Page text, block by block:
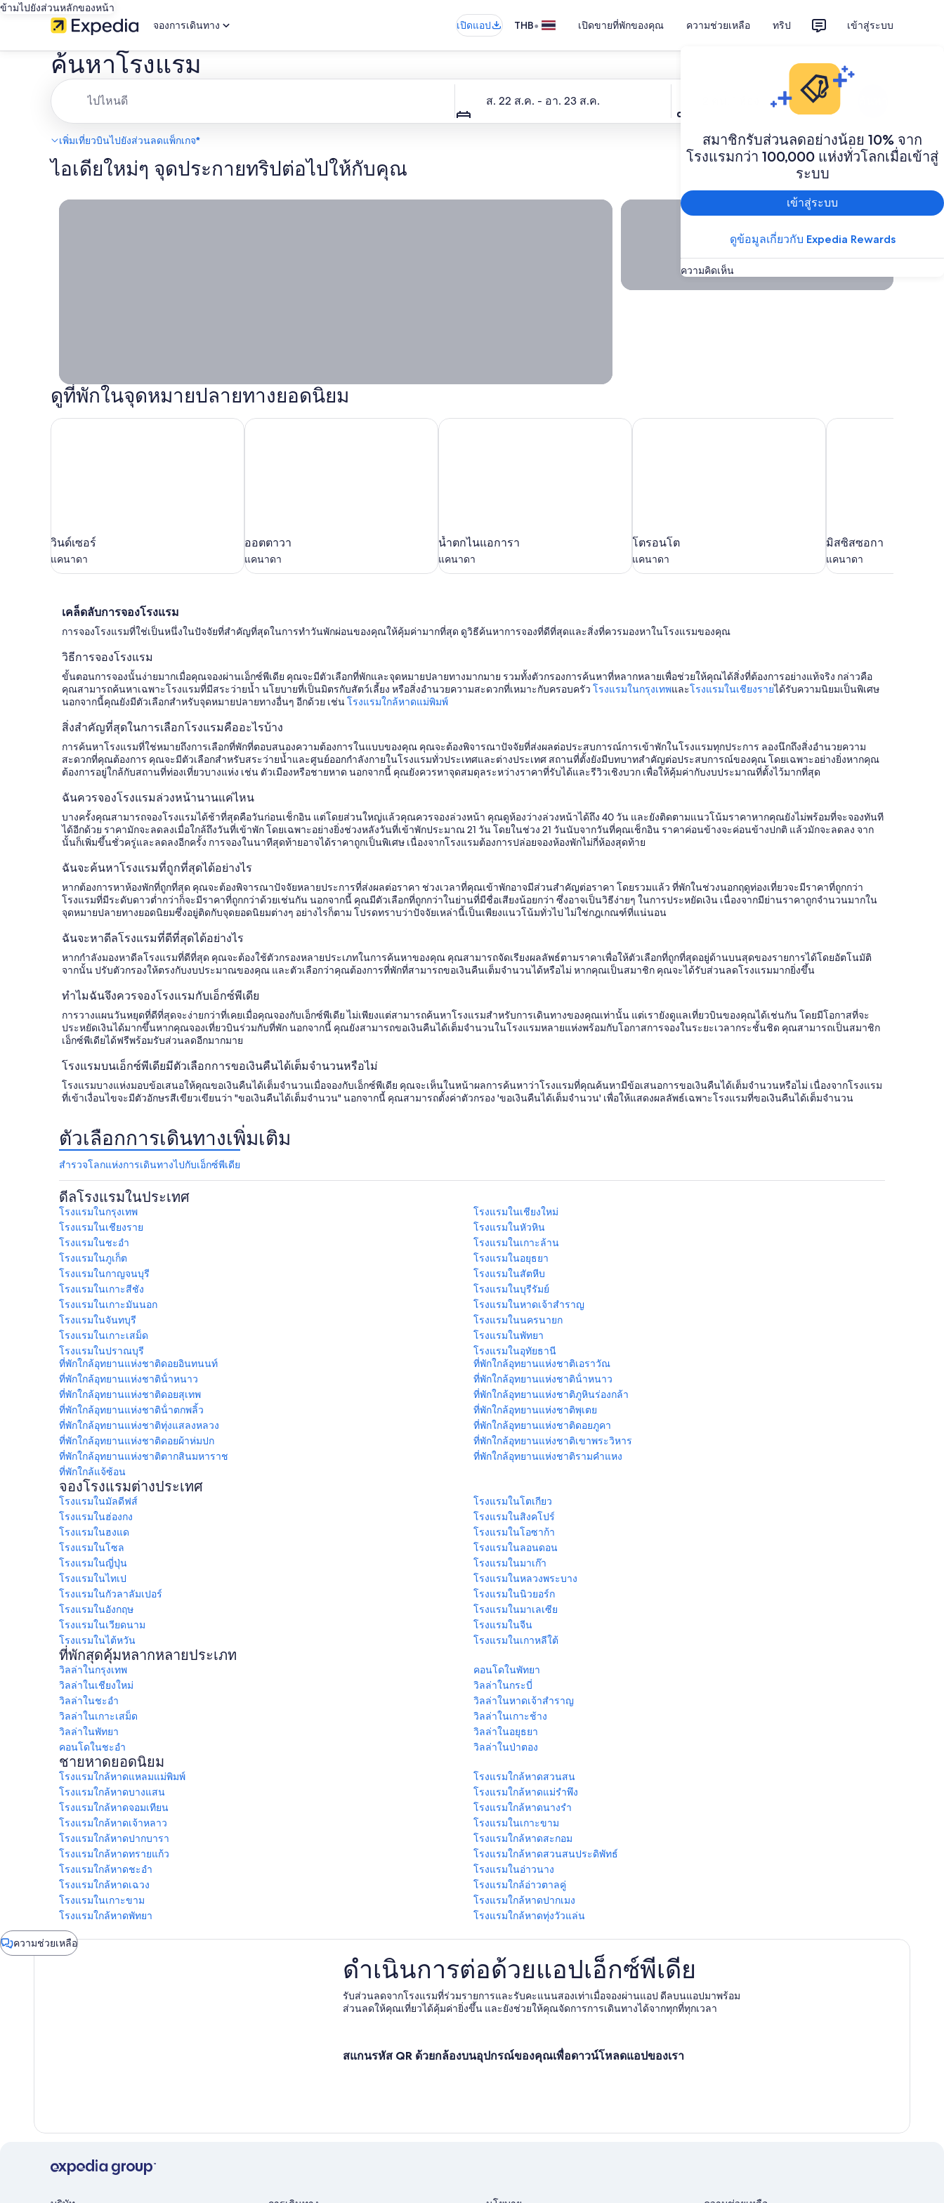
ข้ามไปยังส่วนหลักของหน้า
จองการเดินทาง
เปิดแอป THB• เปิดขายที่พักของคุณ ความช่วยเหลือ ทริป เข้าสู่ระบบ
สมาชิกรับส่วนลดอย่างน้อย 10% จาก
โรงแรมกว่า 100,000 แห่งทั่วโลกเมื่อเข้าสู่
ระบบ
เข้าสู่ระบบ
ดูข้อมูลเกี่ยวกับ Expedia Rewards
ความคิดเห็น
ค้นหาโรงแรม
ไปไหนดี
ส. 22 ส.ค. - อา. 23 ส.ค.
เพิ่มเที่ยวบินไปยังส่วนลดแพ็กเกจ*
ไอเดียใหม่ๆ จุดประกายทริปต่อไปให้กับคุณ
เรามีดีลนาทีสุดท้ายมากมายพร้อมให้คุณจอง, <span
ดูที่พักในจุดหมายปลายทางยอดนิยม
วิน
ด์
เซอร์
วินด์เซอร์
แคนาดา
วินด์เซอร์
ออตตาวา
แคนาดา
ออตตาวา
แคนาดา
ออตตาวา
น้ำตก
ไน
แอ
น้ำตกไนแอการา
แคนาดา
น้ำตกไนแอการา
โต
รอน
โต
โตรอนโต
แคนาดา
โตรอนโต
มิสซิส
ซอกา
แคนาดา
มิสซิสซอกา
แคนาดา
มิสซิสซอกา
เคล็ด
ลับ
การ
จอง
โรงแรม
เคล็ดลับการจองโรงแรม
การจองโรงแรมที่ใช่เป็นหนึ่งในปัจจัยที่สำคัญที่สุดในการทำวันพักผ่อนของคุณให้คุ้มค่ามากที่สุด ดูวิธีค้นหาการจองที่ดีที่สุดและสิ่งที่ควรมองหาในโรงแรมของคุณ
วิธีการจองโรงแรม
ขั้นตอนการจองนั้นง่ายมากเมื่อคุณจองผ่านเอ็กซ์พีเดีย คุณจะมีตัวเลือกที่พักและจุดหมายปลายทางมากมาย รวมทั้งตัวกรองการค้นหาที่หลากหลายเพื่อช่วยให้คุณได้สิ่งที่ต้องการอย่างแท้จริง กล่าวคือ
คุณสามารถค้นหาเฉพาะโรงแรมที่มีสระว่ายน้ำ นโยบายที่เป็นมิตรกับสัตว์เลี้ยง หรือสิ่งอำนวยความสะดวกที่เหมาะกับครอบครัว โรงแรมในกรุงเทพและโรงแรมในเชียงรายได้รับความนิยมเป็นพิเศษ
นอกจากนี้คุณยังมีตัวเลือกสำหรับจุดหมายปลายทางอื่นๆ อีกด้วย เช่นโรงแรมใกล้หาดแม่พิมพ์
สิ่งสำคัญที่สุดในการเลือกโรงแรมคืออะไรบ้าง
การค้นหาโรงแรมที่ใช่หมายถึงการเลือกที่พักที่ตอบสนองความต้องการในแบบของคุณ คุณจะต้องพิจารณาปัจจัยที่ส่งผลต่อประสบการณ์การเข้าพักในโรงแรมทุกประการ ลองนึกถึงสิ่งอำนวยความ
สะดวกที่คุณต้องการ คุณจะมีตัวเลือกสำหรับสระว่ายน้ำและศูนย์ออกกำลังกายในโรงแรมทั่วประเทศและต่างประเทศ สถานที่ตั้งยังมีบทบาทสำคัญต่อประสบการณ์ของคุณ โดยเฉพาะอย่างยิ่งหากคุณ
ต้องการอยู่ใกล้กับสถานที่ท่องเที่ยวบางแห่ง เช่น ตัวเมืองหรือชายหาด นอกจากนี้ คุณยังควรหาจุดสมดุลระหว่างราคาที่รับได้และรีวิวเชิงบวก เพื่อให้คุ้มค่ากับงบประมาณที่ตั้งไว้มากที่สุด
ฉันควรจองโรงแรมล่วงหน้านานแค่ไหน
บางครั้งคุณสามารถจองโรงแรมได้ช้าที่สุดคือวันก่อนเช็กอิน แต่โดยส่วนใหญ่แล้วคุณควรจองล่วงหน้า คุณดูห้องว่างล่วงหน้าได้ถึง 40 วัน และยังติดตามแนวโน้มราคาหากคุณยังไม่พร้อมที่จะจองทันที
ได้อีกด้วย ราคามักจะลดลงเมื่อใกล้ถึงวันที่เข้าพัก โดยเฉพาะอย่างยิ่งช่วงหลังวันที่เข้าพักประมาณ 21 วัน โดยในช่วง 21 วันนับจากวันที่คุณเช็กอิน ราคาค่อนข้างจะค่อนข้างปกติ แล้วมักจะลดลง จาก
นั้นก็เพิ่มขึ้นชั่วครู่และลดลงอีกครั้ง การจองในนาทีสุดท้ายอาจได้ราคาถูกเป็นพิเศษ เนื่องจากโรงแรมต้องการปล่อยจองห้องพักไม่กี่ห้องสุดท้าย
ฉันจะค้นหาโรงแรมที่ถูกที่สุดได้อย่างไร
หากต้องการหาห้องพักที่ถูกที่สุด คุณจะต้องพิจารณาปัจจัยหลายประการที่ส่งผลต่อราคา ช่วงเวลาที่คุณเข้าพักอาจมีส่วนสำคัญต่อราคา โดยรวมแล้ว ที่พักในช่วงนอกฤดูท่องเที่ยวจะมีราคาที่ถูกกว่า
โรงแรมที่มีระดับดาวต่ำกว่าก็จะมีราคาที่ถูกกว่าด้วยเช่นกัน นอกจากนี้ คุณมีตัวเลือกที่ถูกกว่าในย่านที่มีชื่อเสียงน้อยกว่า ซึ่งอาจเป็นวิธีง่ายๆ ในการประหยัดเงิน เนื่องจากมีย่านราคาถูกจำนวนมากใน
จุดหมายปลายทางยอดนิยมซึ่งอยู่ติดกับจุดยอดนิยมต่างๆ อย่างไรก็ตาม โปรดทราบว่าปัจจัยเหล่านี้เป็นเพียงแนวโน้มทั่วไป ไม่ใช่กฎเกณฑ์ที่แน่นอน
ฉันจะหาดีลโรงแรมที่ดีที่สุดได้อย่างไร
หากกำลังมองหาดีลโรงแรมที่ดีที่สุด คุณจะต้องใช้ตัวกรองหลายประเภทในการค้นหาของคุณ คุณสามารถจัดเรียงผลลัพธ์ตามราคาเพื่อให้ตัวเลือกที่ถูกที่สุดอยู่ด้านบนสุดของรายการได้โดยอัตโนมัติ
จากนั้น ปรับตัวกรองให้ตรงกับงบประมาณของคุณ และตัวเลือกว่าคุณต้องการที่พักที่สามารถขอเงินคืนเต็มจำนวนได้หรือไม่ หากคุณเป็นสมาชิก คุณจะได้รับส่วนลดโรงแรมมากยิ่งขึ้น
ทำไมฉันจึงควรจองโรงแรมกับเอ็กซ์พีเดีย
การวางแผนวันหยุดที่ดีที่สุดจะง่ายกว่าที่เคยเมื่อคุณจองกับเอ็กซ์พีเดีย ไม่เพียงแต่สามารถค้นหาโรงแรมสำหรับการเดินทางของคุณเท่านั้น แต่เรายังดูแลเที่ยวบินของคุณได้เช่นกัน โดยมีโอกาสที่จะ
ประหยัดเงินได้มากขึ้นหากคุณจองเที่ยวบินร่วมกับที่พัก นอกจากนี้ คุณยังสามารถขอเงินคืนได้เต็มจำนวนในโรงแรมหลายแห่งพร้อมกับโอกาสการจองในระยะเวลากระชั้นชิด คุณสามารถเป็นสมาชิก
เอ็กซ์พีเดียได้ฟรีพร้อมรับส่วนลดอีกมากมาย
โรงแรมบนเอ็กซ์พีเดียมีตัวเลือกการขอเงินคืนได้เต็มจำนวนหรือไม่
โรงแรมบางแห่งมอบข้อเสนอให้คุณขอเงินคืนได้เต็มจำนวนเมื่อจองกับเอ็กซ์พีเดีย คุณจะเห็นในหน้าผลการค้นหาว่าโรงแรมที่คุณค้นหามีข้อเสนอการขอเงินคืนได้เต็มจำนวนหรือไม่ เนื่องจากโรงแรม
ที่เข้าเงื่อนไขจะมีตัวอักษรสีเขียวเขียนว่า "ขอเงินคืนได้เต็มจำนวน" นอกจากนี้ คุณสามารถตั้งค่าตัวกรอง 'ขอเงินคืนได้เต็มจำนวน' เพื่อให้แสดงผลลัพธ์เฉพาะโรงแรมที่ขอเงินคืนได้เต็มจำนวน
ตัวเลือกการเดินทางเพิ่มเติม
สำรวจโลกแห่งการเดินทางไปกับเอ็กซ์พีเดีย
ดีลโรงแรมในประเทศ
โรงแรมในกรุงเทพ
โรงแรมในเชียงใหม่
โรงแรมในเชียงราย
โรงแรมในหัวหิน
โรงแรมในชะอํา
โรงแรมในเกาะล้าน
โรงแรมในภูเก็ต
โรงแรมในอยุธยา
โรงแรมในกาญจนบุรี
โรงแรมในสัตหีบ
โรงแรมในเกาะสีชัง
โรงแรมในบุรีรัมย์
โรงแรมในเกาะมันนอก
โรงแรมในหาดเจ้าสําราญ
โรงแรมในจันทบุรี
โรงแรมในนครนายก
โรงแรมในเกาะเสม็ด
โรงแรมในพัทยา
โรงแรมในปราณบุรี
โรงแรมในอุทัยธานี
ที่พักใกล้อุทยานแห่งชาติดอยอินทนนท์
ที่พักใกล้อุทยานแห่งชาติเอราวัณ
ที่พักใกล้อุทยานแห่งชาติน้ําหนาว
ที่พักใกล้อุทยานแห่งชาติน้ําหนาว
ที่พักใกล้อุทยานแห่งชาติดอยสุเทพ
ที่พักใกล้อุทยานแห่งชาติภูหินร่องกล้า
ที่พักใกล้อุทยานแห่งชาติน้ําตกพลิ้ว
ที่พักใกล้อุทยานแห่งชาติพุเตย
ที่พักใกล้อุทยานแห่งชาติทุ่งแสลงหลวง
ที่พักใกล้อุทยานแห่งชาติดอยภูคา
ที่พักใกล้อุทยานแห่งชาติดอยผ้าห่มปก
ที่พักใกล้อุทยานแห่งชาติเขาพระวิหาร
ที่พักใกล้อุทยานแห่งชาติตากสินมหาราช
ที่พักใกล้อุทยานแห่งชาติรามคําแหง
ที่พักใกล้แจ้ซ้อน
จองโรงแรมต่างประเทศ
โรงแรมในมัลดีฟส์
โรงแรมในโตเกียว
โรงแรมในฮ่องกง
โรงแรมในสิงคโปร์
โรงแรมในฮงแด
โรงแรมในโอซาก้า
โรงแรมในโซล
โรงแรมในลอนดอน
โรงแรมในญี่ปุ่น
โรงแรมในมาเก๊า
โรงแรมในไทเป
โรงแรมในหลวงพระบาง
โรงแรมในกัวลาลัมเปอร์
โรงแรมในนิวยอร์ก
โรงแรมในอังกฤษ
โรงแรมในมาเลเซีย
โรงแรมในเวียดนาม
โรงแรมในจีน
โรงแรมในไต้หวัน
โรงแรมในเกาหลีใต้
ที่พักสุดคุ้มหลากหลายประเภท
วิลล่าในกรุงเทพ
คอนโดในพัทยา
วิลล่าในเชียงใหม่
วิลล่าในกระบี่
วิลล่าในชะอำ
วิลล่าในหาดเจ้าสำราญ
วิลล่าในเกาะเสม็ด
วิลล่าในเกาะช้าง
วิลล่าในพัทยา
วิลล่าในอยุธยา
คอนโดในชะอำ
วิลล่าในป่าตอง
ชายหาดยอดนิยม
โรงแรมใกล้หาดแหลมแม่พิมพ์
โรงแรมใกล้หาดสวนสน
โรงแรมใกล้หาดบางแสน
โรงแรมใกล้หาดแม่รําพึง
โรงแรมใกล้หาดจอมเทียน
โรงแรมใกล้หาดนางรํา
โรงแรมใกล้หาดเจ้าหลาว
โรงแรมในเกาะขาม
โรงแรมใกล้หาดปากบารา
โรงแรมใกล้หาดสะกอม
โรงแรมใกล้หาดทรายแก้ว
โรงแรมใกล้หาดสวนสนประดิพัทธ์
โรงแรมใกล้หาดชะอํา
โรงแรมในอ่าวนาง
โรงแรมใกล้หาดเฉวง
โรงแรมใกล้อ่าวตาลคู่
โรงแรมในเกาะขาม
โรงแรมใกล้หาดปากเมง
โรงแรมใกล้หาดพัทยา
โรงแรมใกล้หาดทุ่งวัวแล่น
ความช่วยเหลือ
หน้า
ต่าง
ดำเนินการต่อด้วยแอปเอ็กซ์พีเดีย
รับส่วนลดจากโรงแรมที่ร่วมรายการและรับคะแนนสองเท่าเมื่อจองผ่านแอป ดีลบนแอปมาพร้อม
ส่วนลดให้คุณเที่ยวได้คุ้มค่ายิ่งขึ้น และยังช่วยให้คุณจัดการการเดินทางได้จากทุกที่ทุกเวลา
สแกนรหัส QR ด้วยกล้องบนอุปกรณ์ของคุณเพื่อดาวน์โหลดแอปของเรา